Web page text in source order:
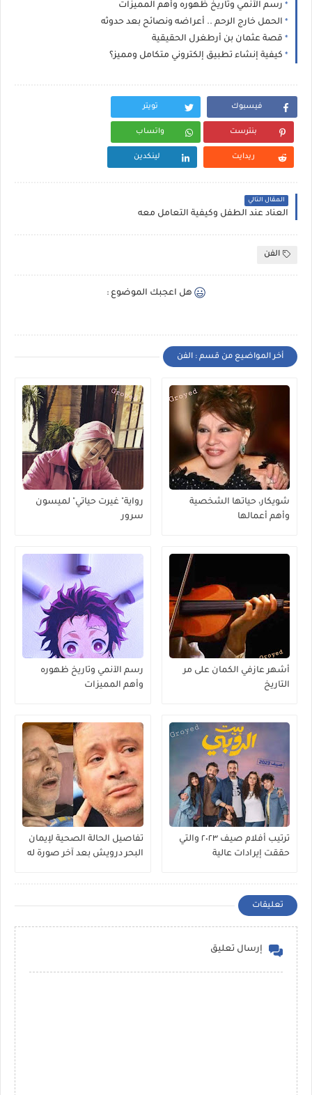
رسم الآنمي وتاريخ ظهوره وأهم المميزات
الحمل خارج الرحم .. أعراضه ونصائح بعد حدوثه
قصة عثمان بن أرطغرل الحقيقية
كيفية إنشاء تطبيق إلكتروني متكامل ومميز؟
فيسبوك تويتر
بنترست واتساب
ريدايت لينكدين
المقال التالي
العناد عند الطفل وكيفية التعامل معه
الفن
هل اعجبك الموضوع :
أخر المواضيع من قسم : الفن
شويكار، حياتها الشخصية
وأهم أعمالها
رواية" غيرت حياتي" لميسون
سرور
أشهر عازفي الكمان على مر
التاريخ
رسم الآنمي وتاريخ ظهوره
وأهم المميزات
ترتيب أفلام صيف ٢٠٢٣ والتي
حققت إيرادات عالية
تفاصيل الحالة الصحية لإيمان
البحر درويش بعد آخر صورة له
تعليقات
إرسال تعليق